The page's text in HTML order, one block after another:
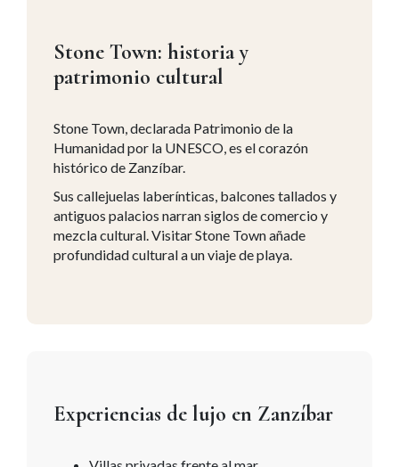
Stone Town: historia y
patrimonio cultural
Stone Town, declarada Patrimonio de la
Humanidad por la UNESCO, es el corazón
histórico de Zanzíbar.
Sus callejuelas laberínticas, balcones tallados y
antiguos palacios narran siglos de comercio y
mezcla cultural. Visitar Stone Town añade
profundidad cultural a un viaje de playa.
Experiencias de lujo en Zanzíbar